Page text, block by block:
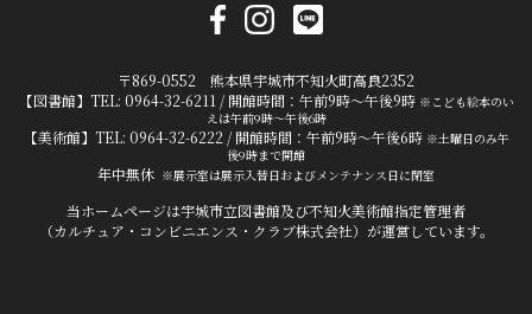
〒869-0552 熊本県宇城市不知火町高良2352
【図書館】TEL: 0964-32-6211 / 開館時間：午前9時～午後9時 ※こども絵本のい
えは午前9時～午後6時
【美術館】TEL: 0964-32-6222 / 開館時間：午前9時～午後6時 ※土曜日のみ午
後9時まで開館
年中無休 ※展示室は展示入替日およびメンテナンス日に閉室
当ホームページは宇城市立図書館及び不知火美術館指定管理者
（カルチュア・コンビニエンス・クラブ株式会社）が運営しています。